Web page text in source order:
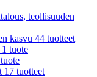
teollisuuden
kasvu 44 tuotteet
1 tuote
tuote
17 tuotteet